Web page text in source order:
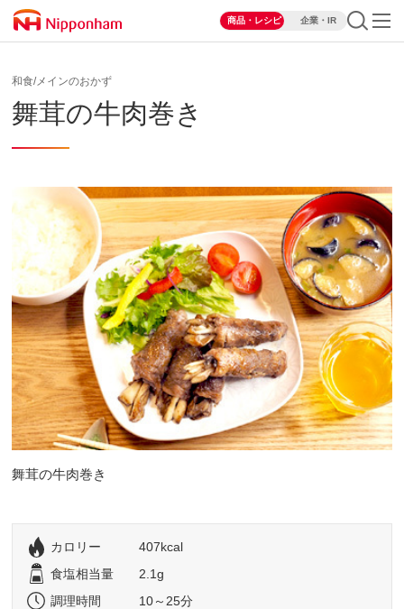
商品・レシピ 企業・IR
和食/メインのおかず
舞茸の牛肉巻き
舞茸の牛肉巻き
カロリー
407kcal
食塩相当量
2.1g
調理時間
10～25分